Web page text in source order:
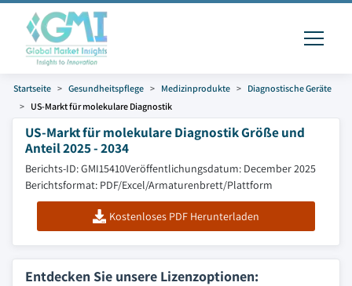
Startseite Gesundheitspflege Medizinprodukte
Diagnostische Geräte
US-Markt für molekulare Diagnostik
US-Markt für molekulare Diagnostik Größe und
Anteil 2025 - 2034
Berichts-ID: GMI15410Veröffentlichungsdatum: December 2025
Berichtsformat: PDF/Excel/Armaturenbrett/Plattform
Kostenloses PDF Herunterladen
Entdecken Sie unsere Lizenzoptionen: